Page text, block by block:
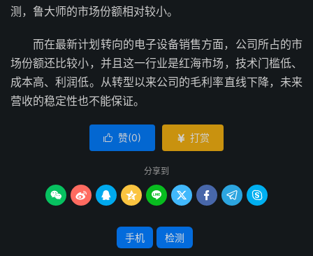
测，鲁大师的市场份额相对较小。
而在最新计划转向的电子设备销售方面，公司所占的市
场份额还比较小，并且这一行业是红海市场，技术门槛低、
成本高、利润低。从转型以来公司的毛利率直线下降，未来
营收的稳定性也不能保证。
 赞(0)  打赏
分享到
        
手机 检测